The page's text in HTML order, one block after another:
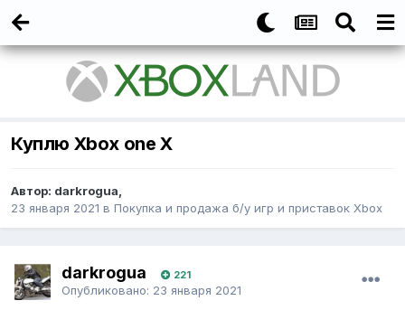
Куплю Xbox one X
Автор: darkrogua,
23 января 2021 в Покупка и продажа б/у игр и приставок Xbox
darkrogua 221
Опубликовано: 23 января 2021